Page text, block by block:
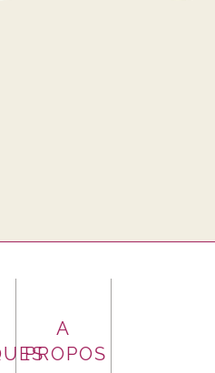
A
PROPOS